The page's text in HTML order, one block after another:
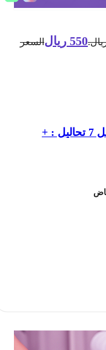
550 ريال السعر
باقة صحة الجهاز الهضمي و تشمل 7 تحاليل : +